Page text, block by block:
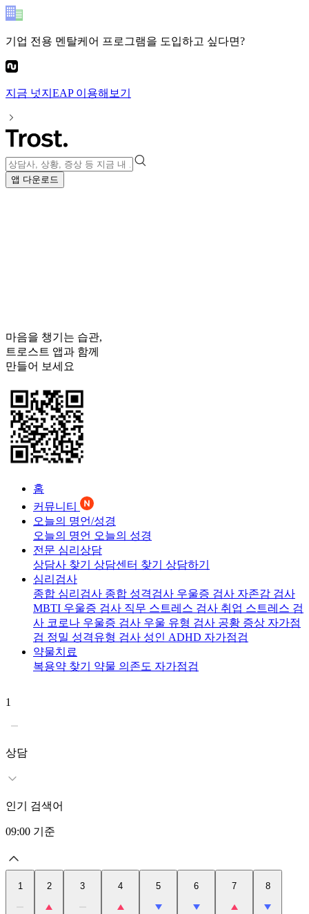
기업 전용 멘탈케어 프로그램을 도입하고 싶다면?
지금 넛지EAP이용해보기
앱 다운로드
마음을 챙기는 습관,
트로스트 앱과 함께
만들어 보세요
홈
커뮤니티
오늘의 명언/성경
오늘의 명언 오늘의 성경
전문 심리상담
상담사 찾기 상담센터 찾기 상담하기
심리검사
종합 심리검사 종합 성격검사 우울증 검사 자존감 검사
MBTI 우울증 검사 직무 스트레스 검사 취업 스트레스 검
사 코로나 우울증 검사 우울 유형 검사 공황 증상 자가점
검 정밀 성격유형 검사 성인 ADHD 자가점검
약물치료
복용약 찾기 약물 의존도 자가점검
1
상담
인기 검색어
09:00 기준
1 2 3 4 5 6 7 8